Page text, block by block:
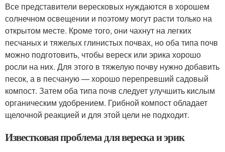
Все представители вересковых нуждаются в хорошем
солнечном освещении и поэтому могут расти только на
открытом месте. Кроме того, они чахнут на легких
песчаных и тяжелых глинистых почвах, но оба типа почв
можно подготовить, чтобы вереск или эрика хорошо
росли на них. Для этого в тяжелую почву нужно добавить
песок, а в песчаную — хорошо перепревший садовый
компост. Затем оба типа почв следует улучшить кислым
органическим удобрением. Грибной компост обладает
щелочной реакцией и для этой цели не подходит.
Известковая проблема для вереска и эрик